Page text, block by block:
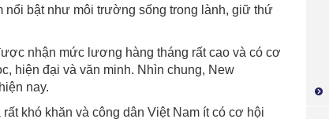
bật như môi trường sống trong lành, giữ thứ
nhận mức lương hàng tháng rất cao và có cơ
hiện đại và văn minh. Nhìn chung, New
nay.
rất khó khăn và công dân Việt Nam ít có cơ hội